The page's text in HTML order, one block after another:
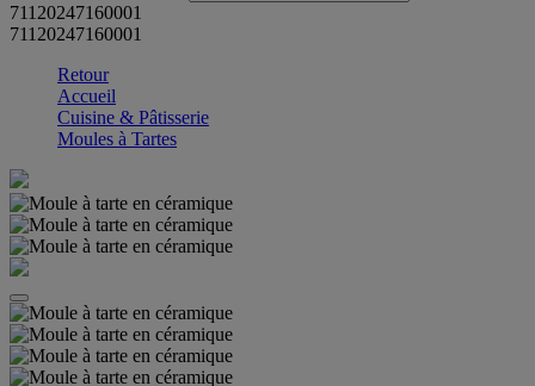
71120247160001
71120247160001
Retour
Accueil
Cuisine & Pâtisserie
Moules à Tartes